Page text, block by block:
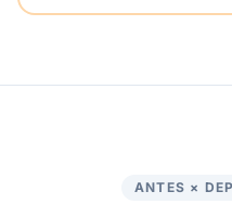
ANTES ×